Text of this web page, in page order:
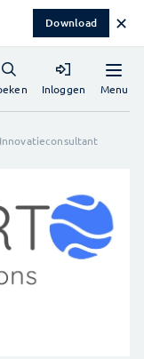
Download ✕
Menu
Inloggen